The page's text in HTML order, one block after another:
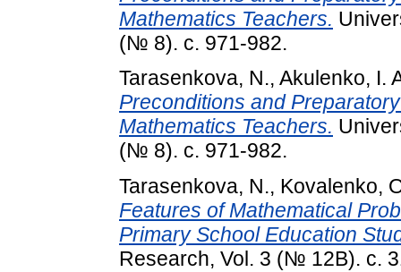
Mathematics Teachers.
(№ 8). с. 971-982.
Tarasenkova, N., Akulenko, I.
Preconditions and
Mathematics Teachers.
(№ 8). с. 971-982.
Tarasenkova, N., Kovalenko,
Features of Mathematical
Primary School Education
Research, Vol. 3 (№ 12В). с.